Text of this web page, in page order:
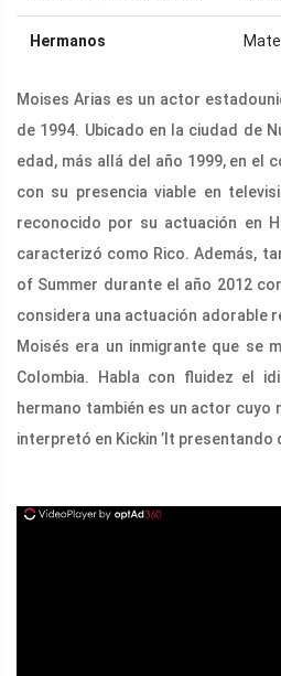
Hermanos
Moises Arias es un actor
de 1994. Ubicado en la ciudad de
edad, más allá del año 1999, en el
con su presencia viable en
reconocido por su actuación en
caracterizó como Rico. Además,
of Summer durante el año 2012
considera una actuación adorable
Moisés era un inmigrante que se
Colombia. Habla con fluidez el
hermano también es un actor cuyo
interpretó en Kickin ’It presentando